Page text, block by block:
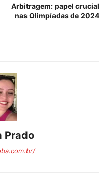
Arbitragem: papel crucial
nas Olimpíadas de 2024
Prado